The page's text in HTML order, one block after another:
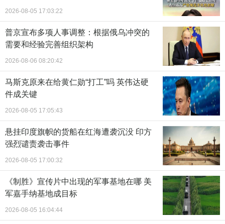
2026-08-05 17:03:22
普京宣布多项人事调整：根据俄乌冲突的
需要和经验完善组织架构
2026-08-06 08:20:42
马斯克原来在给黄仁勋“打工”吗 英伟达硬
件成关键
2026-08-05 17:05:43
悬挂印度旗帜的货船在红海遭袭沉没 印方
强烈谴责袭击事件
2026-08-05 17:00:32
《制胜》宣传片中出现的军事基地在哪 美
军嘉手纳基地成目标
2026-08-05 16:04:44